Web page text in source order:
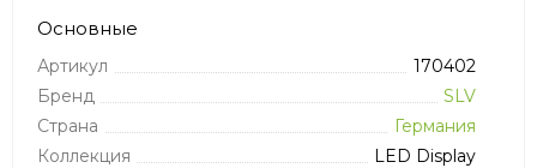
Основные
Артикул
170402
Бренд
SLV
Страна
Германия
Коллекция
LED Display